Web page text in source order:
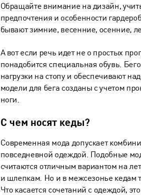
Обращайте внимание на дизайн,
предпочтения и особенности
бывают зимние, весенние, осенние,
А вот если речь идет не о простых
понадобится специальная обувь.
нагрузки на стопу и обеспечивают
модели для бега созданы с учетом
ноги.
С чем носят кеды?
Современная мода допускает
повседневной одеждой. Подобные
считаются отличным вариантом на
и шлепкам. Но и в межсезонье кедам
Что касается сочетаний с одеждой,